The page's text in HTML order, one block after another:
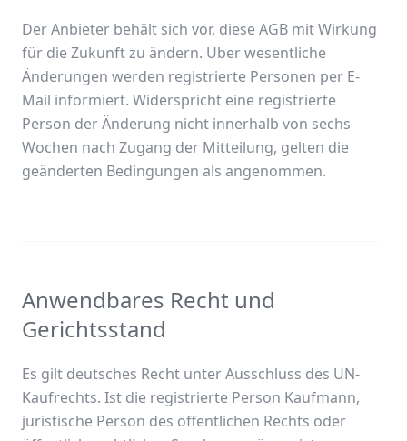
Der Anbieter behält sich vor, diese AGB mit Wirkung
für die Zukunft zu ändern. Über wesentliche
Änderungen werden registrierte Personen per E-
Mail informiert. Widerspricht eine registrierte
Person der Änderung nicht innerhalb von sechs
Wochen nach Zugang der Mitteilung, gelten die
geänderten Bedingungen als angenommen.
Anwendbares Recht und
Gerichtsstand
Es gilt deutsches Recht unter Ausschluss des UN-
Kaufrechts. Ist die registrierte Person Kaufmann,
juristische Person des öffentlichen Rechts oder